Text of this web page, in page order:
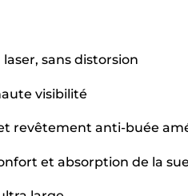
sans distorsion
visibilité
revêtement anti-buée
et absorption de la